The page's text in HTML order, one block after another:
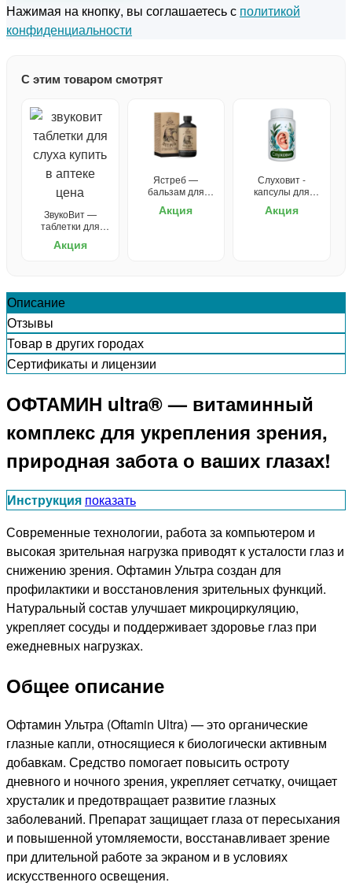
Нажимая на кнопку, вы соглашаетесь с политикой
конфиденциальности
С этим товаром смотрят
ЗвукоВит —
таблетки для
Акция
Ястреб —
бальзам для
Акция
Слуховит -
капсулы для
Акция
Описание
Отзывы
Товар в других городах
Сертификаты и лицензии
ОФТАМИН ultra® — витаминный
комплекс для укрепления зрения,
природная забота о ваших глазах!
Инструкция показать
Современные технологии, работа за компьютером и
высокая зрительная нагрузка приводят к усталости глаз и
снижению зрения. Офтамин Ультра создан для
профилактики и восстановления зрительных функций.
Натуральный состав улучшает микроциркуляцию,
укрепляет сосуды и поддерживает здоровье глаз при
ежедневных нагрузках.
Общее описание
Офтамин Ультра (Oftamin Ultra) — это органические
глазные капли, относящиеся к биологически активным
добавкам. Средство помогает повысить остроту
дневного и ночного зрения, укрепляет сетчатку, очищает
хрусталик и предотвращает развитие глазных
заболеваний. Препарат защищает глаза от пересыхания
и повышенной утомляемости, восстанавливает зрение
при длительной работе за экраном и в условиях
искусственного освещения.